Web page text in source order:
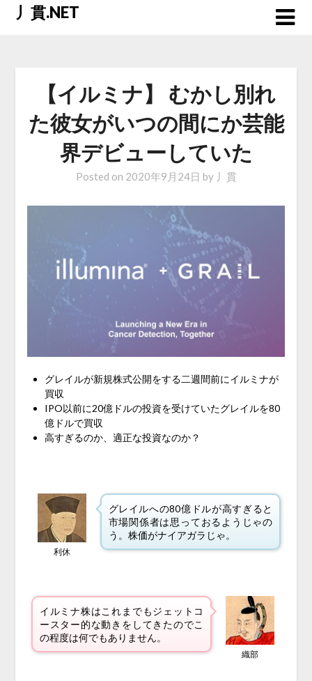
Skip丿貫.NET
【イルミナ】 むかし別れ
た彼女がいつの間にか芸能
界デビューしていた
Posted on 2020年9月24日 by 丿貫
グレイルが新規株式公開をする二週間前にイルミナが
買収
IPO以前に20億ドルの投資を受けていたグレイルを80
億ドルで買収
高すぎるのか、適正な投資なのか？
利休
グレイルへの80億ドルが高すぎると
市場関係者は思っておるようじゃの
う。株価がナイアガラじゃ。
イルミナ株はこれまでもジェットコ
ースター的な動きをしてきたのでこ
の程度は何でもありません。
織部